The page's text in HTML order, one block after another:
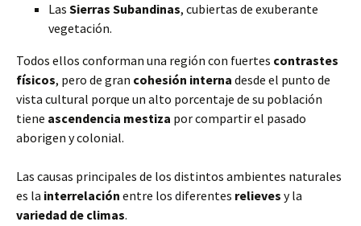
Las Sierras Subandinas, cubiertas de exuberante
vegetación.
Todos ellos conforman una región con fuertes contrastes
físicos, pero de gran cohesión interna desde el punto de
vista cultural porque un alto porcentaje de su población
tiene ascendencia mestiza por compartir el pasado
aborigen y colonial.
Las causas principales de los distintos ambientes naturales
es la interrelación entre los diferentes relieves y la
variedad de climas.